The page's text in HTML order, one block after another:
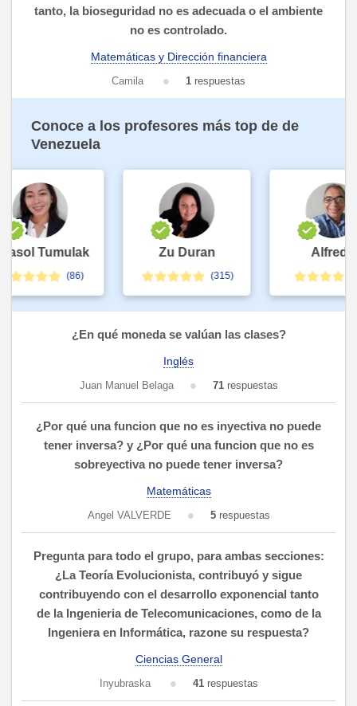
tanto, la bioseguridad no es adecuada o el ambiente
no es controlado.
Matemáticas y Dirección financiera
Camila 1 respuestas
Conoce a los profesores más top de de
Venezuela
Tumulak
(86)
Zu Duran
(315)
Alfredo
¿En qué moneda se valúan las clases?
Inglés
Juan Manuel Belaga 71respuestas
¿Por qué una funcion que no es inyectiva no puede
tener inversa? y ¿Por qué una funcion que no es
sobreyectiva no puede tener inversa?
Matemáticas
Angel VALVERDE 5respuestas
Pregunta para todo el grupo, para ambas secciones:
¿La Teoría Evolucionista, contribuyó y sigue
contribuyendo con el desarrollo exponencial tanto
de la Ingenieria de Telecomunicaciones, como de la
Ingeniera en Informática, razone su respuesta?
Ciencias General
Inyubraska 41respuestas